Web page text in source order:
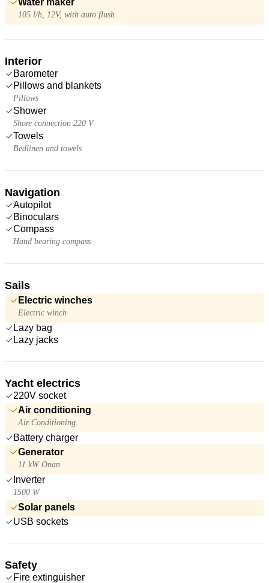
105 l/h, 12V, with auto flush
Interior
Barometer
Pillows and blankets
Pillows
Shower
Shore connection 220 V
Towels
Bedlinen and towels
Navigation
Autopilot
Binoculars
Compass
Hand bearing compass
Sails
Electric winches
Electric winch
Lazy bag
Lazy jacks
Yacht electrics
220V socket
Air conditioning
Air Conditioning
Battery charger
Generator
11 kW Onan
Inverter
1500 W
Solar panels
USB sockets
Safety
Fire extinguisher